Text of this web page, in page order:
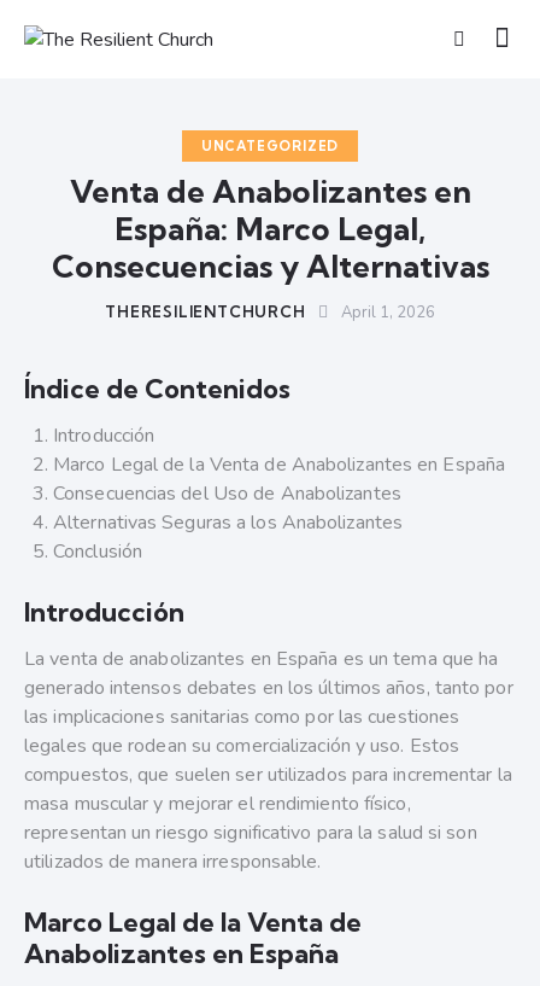
UNCATEGORIZED
Venta de Anabolizantes en
España: Marco Legal,
Consecuencias y Alternativas
THERESILIENTCHURCH April 1, 2026
Índice de Contenidos
Introducción
Marco Legal de la Venta de Anabolizantes en España
Consecuencias del Uso de Anabolizantes
Alternativas Seguras a los Anabolizantes
Conclusión
Introducción
La venta de anabolizantes en España es un tema que ha
generado intensos debates en los últimos años, tanto por
las implicaciones sanitarias como por las cuestiones
legales que rodean su comercialización y uso. Estos
compuestos, que suelen ser utilizados para incrementar la
masa muscular y mejorar el rendimiento físico,
representan un riesgo significativo para la salud si son
utilizados de manera irresponsable.
Marco Legal de la Venta de
Anabolizantes en España